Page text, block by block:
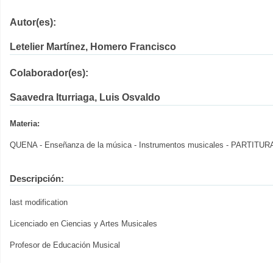
Autor(es):
Letelier Martínez, Homero Francisco
Colaborador(es):
Saavedra Iturriaga, Luis Osvaldo
Materia:
QUENA - Enseñanza de la música - Instrumentos musicales -
Descripción:
last modification
Licenciado en Ciencias y Artes Musicales
Profesor de Educación Musical